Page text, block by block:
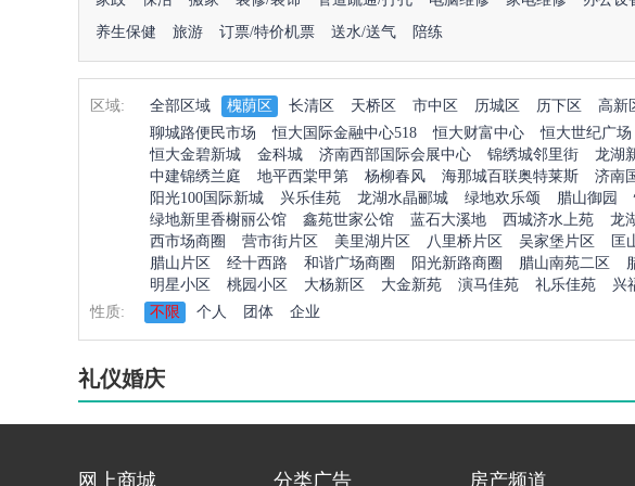
养生保健
旅游 订票/特价机票 送水/送气 陪练
区域: 全部区域 槐荫区 长清区 天桥区 市中区 历城区 历下区 高新
聊城路便民市场
恒大国际金融中心518 恒大财富中心 恒大世纪广场
恒大金碧新城
金科城 济南西部国际会展中心 锦绣城邻里街 龙湖
中建锦绣兰庭
地平西棠甲第 杨柳春风 海那城百联奥特莱斯 济南
阳光100国际新城
兴乐佳苑 龙湖水晶郦城 绿地欢乐颂 腊山御园
绿地新里香榭丽公馆
鑫苑世家公馆 蓝石大溪地 西城济水上苑 龙
西市场商圈
营市街片区 美里湖片区 八里桥片区 吴家堡片区 匡
腊山片区
经十西路 和谐广场商圈 阳光新路商圈 腊山南苑二区
明星小区
桃园小区 大杨新区 大金新苑 演马佳苑 礼乐佳苑 兴
性质:
不限 个人 团体 企业
礼仪婚庆
网上商城 分类广告 房产频道